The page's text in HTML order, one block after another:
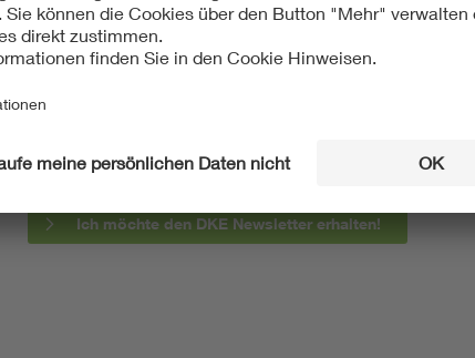
Mit unserem DKE Newsletter sind Sie immer top
fassen wir die wichtigsten Entwicklungen in der
berichten wir über aktuelle Arbeitsergebnisse,
informieren wir Sie bereits frühzeitig über zukünftige
Ich möchte den DKE Newsletter erhalten!